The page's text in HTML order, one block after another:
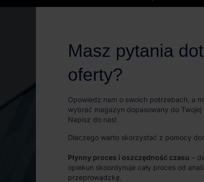
Masz pytania
oferty?
Opowiedz nam o swoich potrzebach, a
wybrać magazyn dopasowany do Twojej
Napisz do nas!
Dlaczego warto skorzystać z pomocy
Płynny proces i oszczędność czasu –
opiekun skoordynuje cały proces od
przeprowadzkę.